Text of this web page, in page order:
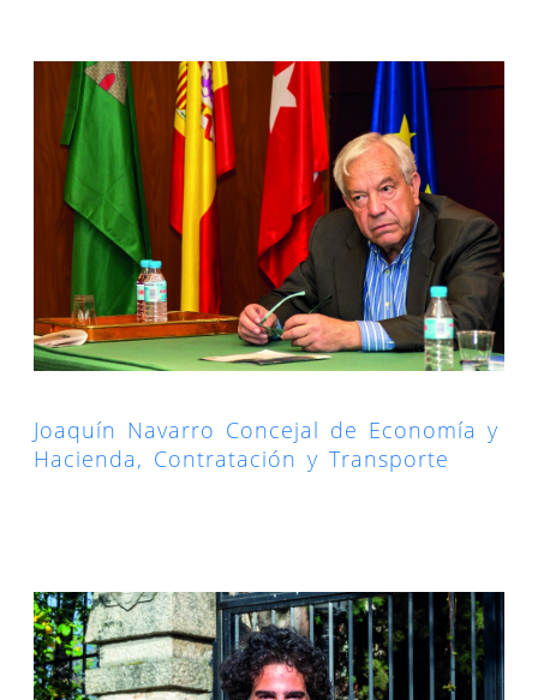
Joaquín Navarro Concejal de Economía y
Hacienda, Contratación y Transporte